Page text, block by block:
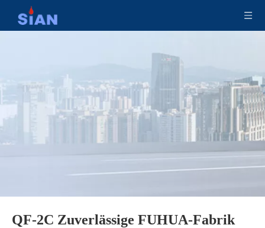
QF-2C Zuverlässige FUHUA-Fabrik